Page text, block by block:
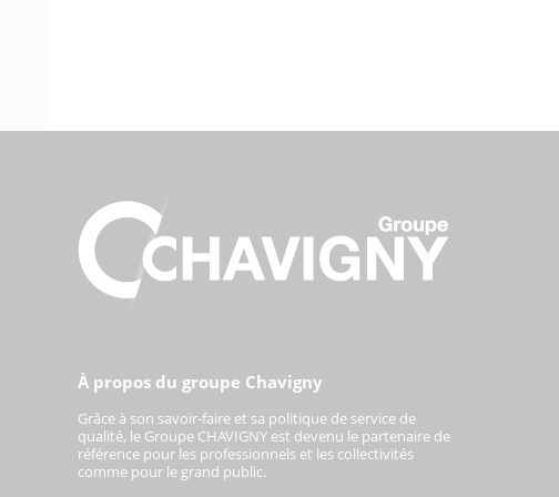
À propos du groupe Chavigny
Grâce à son savoir-faire et sa politique de service de
qualité, le Groupe CHAVIGNY est devenu le partenaire de
référence pour les professionnels et les collectivités
comme pour le grand public.